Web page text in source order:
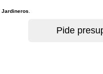
Jardineros